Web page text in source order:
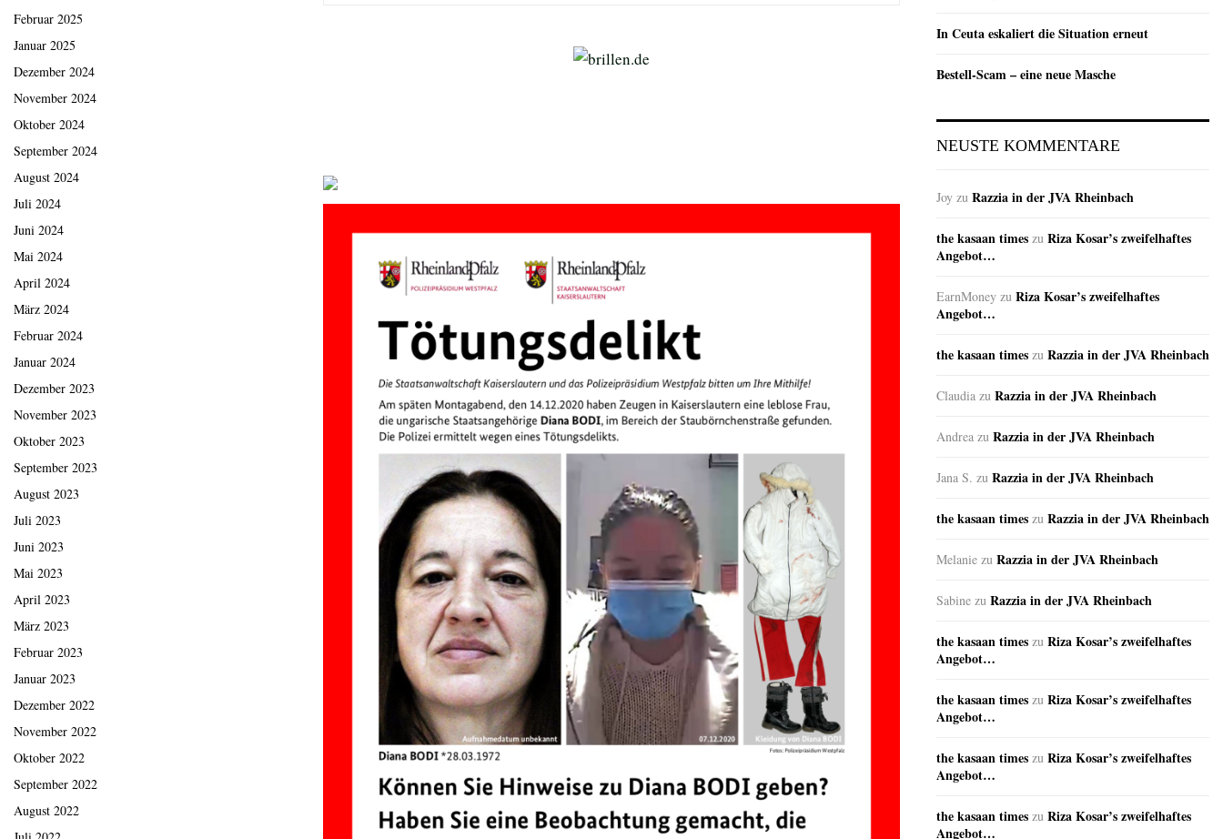
Februar 2025
Januar 2025
Dezember 2024
November 2024
Oktober 2024
September 2024
August 2024
Juli 2024
Juni 2024
Mai 2024
April 2024
März 2024
Februar 2024
Januar 2024
Dezember 2023
November 2023
Oktober 2023
September 2023
August 2023
Juli 2023
Juni 2023
Mai 2023
April 2023
März 2023
Februar 2023
Januar 2023
Dezember 2022
November 2022
Oktober 2022
September 2022
August 2022
In Ceuta eskaliert die Situation erneut
Bestell-Scam – eine neue Masche
NEUSTE KOMMENTARE
Joy zu Razzia in der JVA Rheinbach
the kasaan times zu Riza Kosar’s zweifelhaftes
Angebot…
EarnMoney zu Riza Kosar’s zweifelhaftes
Angebot…
the kasaan times zu Razzia in der JVA Rheinbach
Claudia zu Razzia in der JVA Rheinbach
Andrea zu Razzia in der JVA Rheinbach
Jana S. zu Razzia in der JVA Rheinbach
the kasaan times zu Razzia in der JVA Rheinbach
Melanie zu Razzia in der JVA Rheinbach
Sabine zu Razzia in der JVA Rheinbach
the kasaan times zu Riza Kosar’s zweifelhaftes
Angebot…
the kasaan times zu Riza Kosar’s zweifelhaftes
Angebot…
the kasaan times zu Riza Kosar’s zweifelhaftes
Angebot…
the kasaan times zu Riza Kosar’s zweifelhaftes
Angebot…